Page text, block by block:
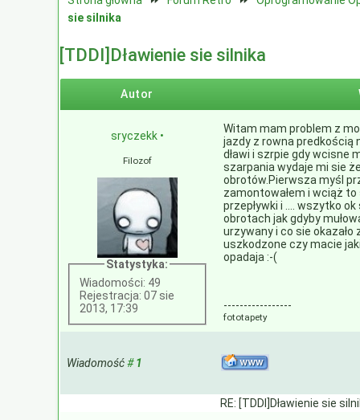
sie silnika
[TDDI]Dławienie sie silnika
Autor
sryczekk •
Filozof
Statystyka:
Wiadomości: 49
Rejestracja: 07 sie
2013, 17:39
Witam mam problem z
jazdy z rowna predkością
dławi i szrpie gdy wcisne
szarpania wydaje mi sie
obrotów.Pierwsza myśl
zamontowałem i wciąż to
przepływki i .... wszytko
obrotach jak gdyby
urzywany i co sie
uszkodzone czy macie
opadaja :-(
-----------------
fototapety
Wiadomość#1
RE: [TDDI]Dławienie sie